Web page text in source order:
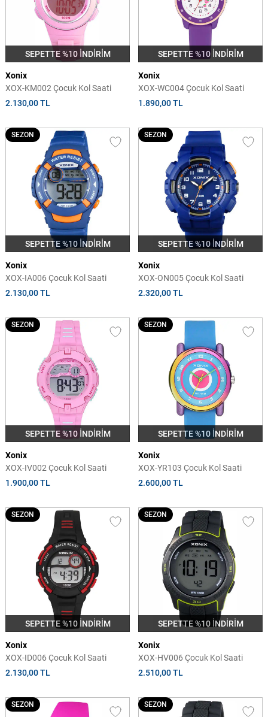
SEPETTE %10 İNDİRİM
Xonix
XOX-KM002 Çocuk Kol Saati
2.130,00 TL
SEPETTE %10 İNDİRİM
Xonix
XOX-WC004 Çocuk Kol Saati
1.890,00 TL
SEPETTE %10 İNDİRİM
SEZON
Xonix
XOX-IA006 Çocuk Kol Saati
2.130,00 TL
SEPETTE %10 İNDİRİM
SEZON
Xonix
XOX-ON005 Çocuk Kol Saati
2.320,00 TL
SEPETTE %10 İNDİRİM
SEZON
Xonix
XOX-IV002 Çocuk Kol Saati
1.900,00 TL
SEPETTE %10 İNDİRİM
SEZON
Xonix
XOX-YR103 Çocuk Kol Saati
2.600,00 TL
SEPETTE %10 İNDİRİM
SEZON
Xonix
XOX-ID006 Çocuk Kol Saati
2.130,00 TL
SEPETTE %10 İNDİRİM
SEZON
Xonix
XOX-HV006 Çocuk Kol Saati
2.510,00 TL
SEZON SEZON